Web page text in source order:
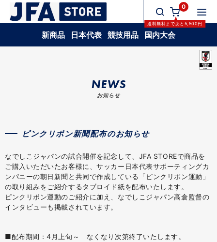
0
送料無料まであと 5,500円
新商品 日本代表 競技用品 国内大会
NEWS
お知らせ
ピンクリボン新聞配布のお知らせ
なでしこジャパンの試合開催を記念して、JFA STOREで商品を
ご購入いただいたお客様に、サッカー日本代表サポーティングカ
ンパニーの朝日新聞と共同で作成している「ピンクリボン運動」
の取り組みをご紹介するタブロイド紙を配布いたします。
ピンクリボン運動のご紹介に加え、なでしこジャパン高倉監督の
インタビューも掲載されています。
■配布期間：4月上旬～ なくなり次第終了いたします。